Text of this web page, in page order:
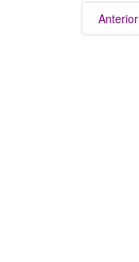
Anterior